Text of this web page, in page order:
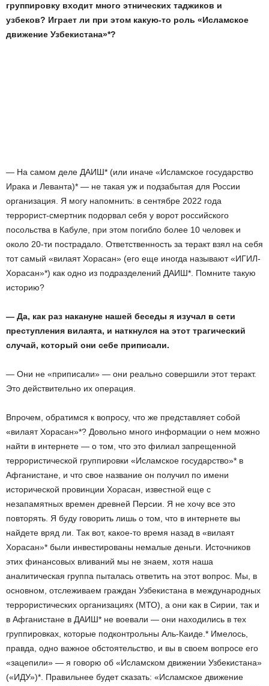
группировку входит много этнических таджиков и
узбеков? Играет ли при этом какую-то роль «Исламское
движение Узбекистана»*?
— На самом деле ДАИШ* (или иначе «Исламское государство
Ирака и Леванта)* — не такая уж и подзабытая для России
организация. Я могу напомнить: в сентябре 2022 года
террорист-смертник подорвал себя у ворот российского
посольства в Кабуле, при этом погибло более 10 человек и
около 20-ти пострадало. Ответственность за теракт взял на себя
тот самый «вилаят Хорасан» (его еще иногда называют «ИГИЛ-
Хорасан»*) как одно из подразделений ДАИШ*. Помните такую
историю?
— Да, как раз накануне нашей беседы я изучал в сети
преступления вилаята, и наткнулся на этот трагический
случай, который они себе приписали.
— Они не «приписали» — они реально совершили этот теракт.
Это действительно их операция.
Впрочем, обратимся к вопросу, что же представляет собой
«вилаят Хорасан»*? Довольно много информации о нем можно
найти в интернете — о том, что это филиал запрещенной
террористической группировки «Исламское государство»* в
Афганистане, и что свое название он получил по имени
исторической провинции Хорасан, известной еще с
незапамятных времен древней Персии. Я не хочу все это
повторять. Я буду говорить лишь о том, что в интернете вы
найдете вряд ли. Так вот, какое-то время назад в «вилаят
Хорасан»* были инвестированы немалые деньги. Источников
этих финансовых вливаний мы не знаем, хотя наша
аналитическая группа пыталась ответить на этот вопрос. Мы, в
основном, отслеживаем граждан Узбекистана в международных
террористических организациях (МТО), а они как в Сирии, так и
в Афганистане в ДАИШ* не воевали — они находились в тех
группировках, которые подконтрольны Аль-Каиде.* Имелось,
правда, одно важное обстоятельство, и вы в своем вопросе его
«зацепили» — я говорю об «Исламском движении Узбекистана»
(«ИДУ»)*. Правильнее будет сказать: «Исламское движение